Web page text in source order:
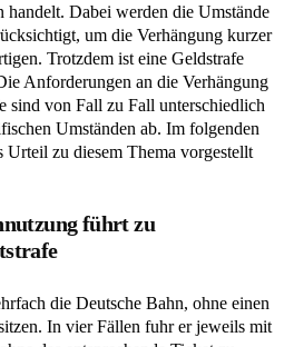
handelt. Dabei werden die Umstände
um die Verhängung kurzer
Trotzdem ist eine Geldstrafe
Anforderungen an die Verhängung
sind von Fall zu Fall unterschiedlich
Umständen ab. Im folgenden
zu diesem Thema vorgestellt
führt zu
die Deutsche Bahn, ohne einen
In vier Fällen fuhr er jeweils mit